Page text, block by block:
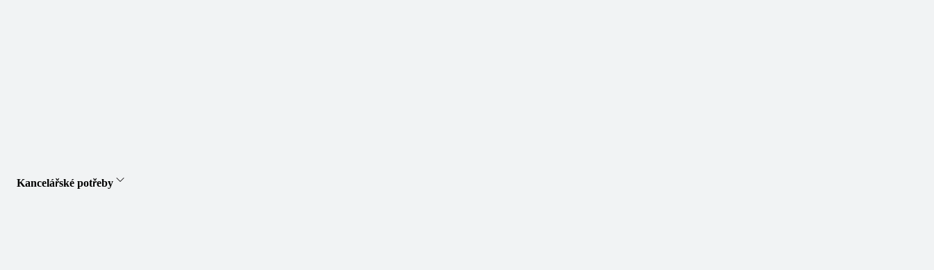
Kancelářské potřeby